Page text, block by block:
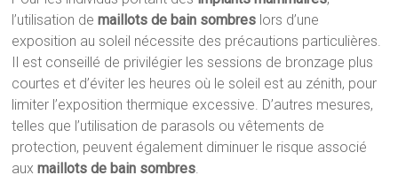
l’utilisation demaillots de bain sombres lors d’une
exposition au soleil nécessite des précautions particulières.
Il est conseillé de privilégier les sessions de bronzage plus
courtes et d’éviter les heures où le soleil est au zénith, pour
limiter l’exposition thermique excessive. D’autres mesures,
telles que l’utilisation de parasols ou vêtements de
protection, peuvent également diminuer le risque associé
auxmaillots de bain sombres.